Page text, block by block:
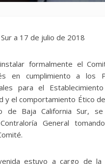
a 17 de julio de 2018
formalmente el
en cumplimiento a los
para el
y el comportamiento Ético
de Baja California Sur,
General
estuvo a cargo de la